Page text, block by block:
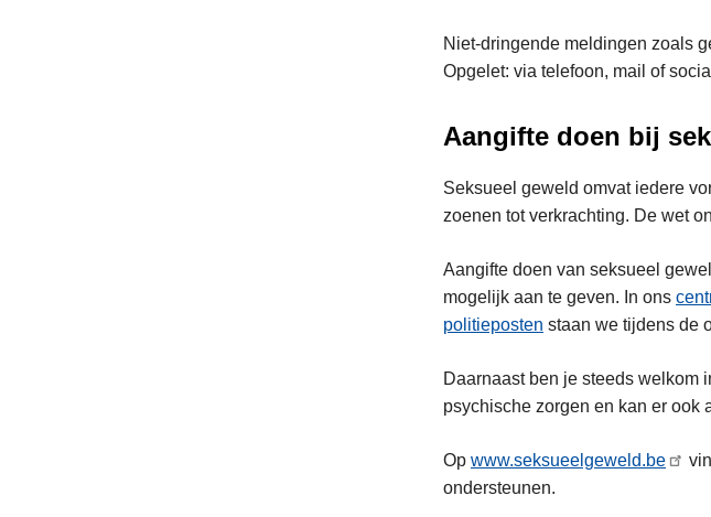
Niet-dringende meldingen zoals
Opgelet: via telefoon, mail of
Aangifte doen bij
Seksueel geweld omvat iedere
zoenen tot verkrachting. De wet
Aangifte doen van seksueel
mogelijk aan te geven. In ons
politieposten staan we tijdens de
Daarnaast ben je steeds welkom
psychische zorgen en kan er ook
Op www.seksueelgeweld.be
ondersteunen.